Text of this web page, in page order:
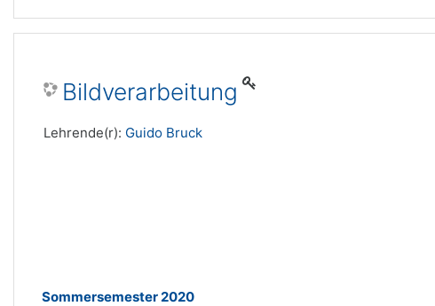
Bildverarbeitung
Lehrende(r): Guido Bruck
Sommersemester 2020